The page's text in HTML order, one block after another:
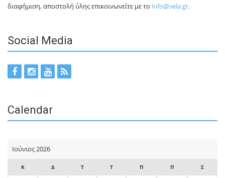
διαφήμιση, αποστολή ύλης επικοινωνείτε με το info@sela.gr.
Social Media
Calendar
Ιούνιος 2026
Κ Δ Τ Τ Π Π Σ